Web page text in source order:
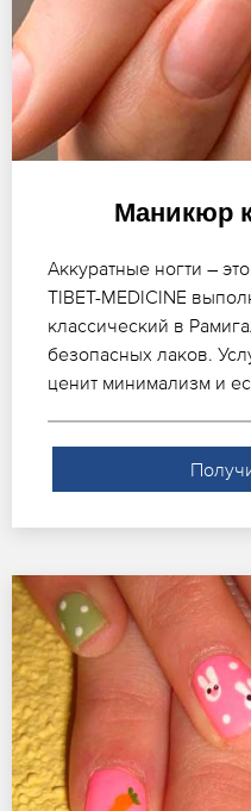
Маникюр
Аккуратные ногти –
TIBET-MEDICINE
классический в
безопасных лаков.
ценит минимализм и